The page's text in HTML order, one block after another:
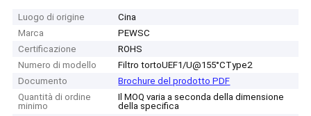
Luogo di origine
Cina
Marca
PEWSC
Certificazione
ROHS
Numero di modello
Filtro tortoUEF1/U@155°CType2
Documento
Brochure del prodotto PDF
Quantità di ordine
minimo
Il MOQ varia a seconda della dimensione
della specifica